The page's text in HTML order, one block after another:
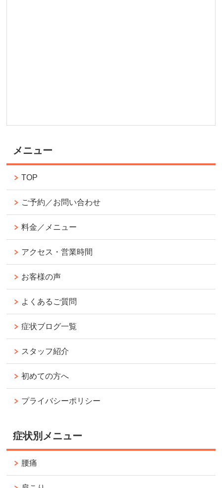
メニュー
TOP
ご予約／お問い合わせ
料金／メニュー
アクセス・営業時間
お客様の声
よくあるご質問
症状ブログ一覧
スタッフ紹介
初めての方へ
プライバシーポリシー
症状別メニュー
腰痛